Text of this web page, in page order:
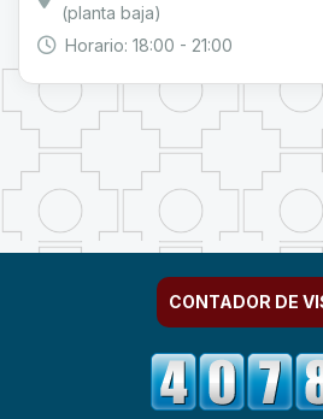
(planta baja)
Horario: 18:00 - 21:00
CONTADOR DE